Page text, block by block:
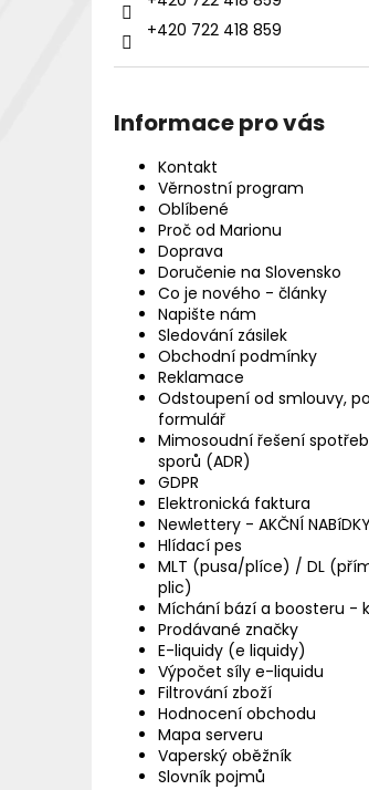
+420 722 418 859
Informace pro vás
Kontakt
Věrnostní program
Oblíbené
Proč od Marionu
Doprava
Doručenie na Slovensko
Co je nového - články
Napište nám
Sledování zásilek
Obchodní podmínky
Reklamace
Odstoupení od smlouvy,
formulář
Mimosoudní řešení
sporů (ADR)
GDPR
Elektronická faktura
Newlettery - AKČNÍ NABíDKY
Hlídací pes
MLT (pusa/plíce) / DL
plic)
Míchání bází a boosteru -
Prodávané značky
E-liquidy (e liquidy)
Výpočet síly e-liquidu
Filtrování zboží
Hodnocení obchodu
Mapa serveru
Vaperský oběžník
Slovník pojmů